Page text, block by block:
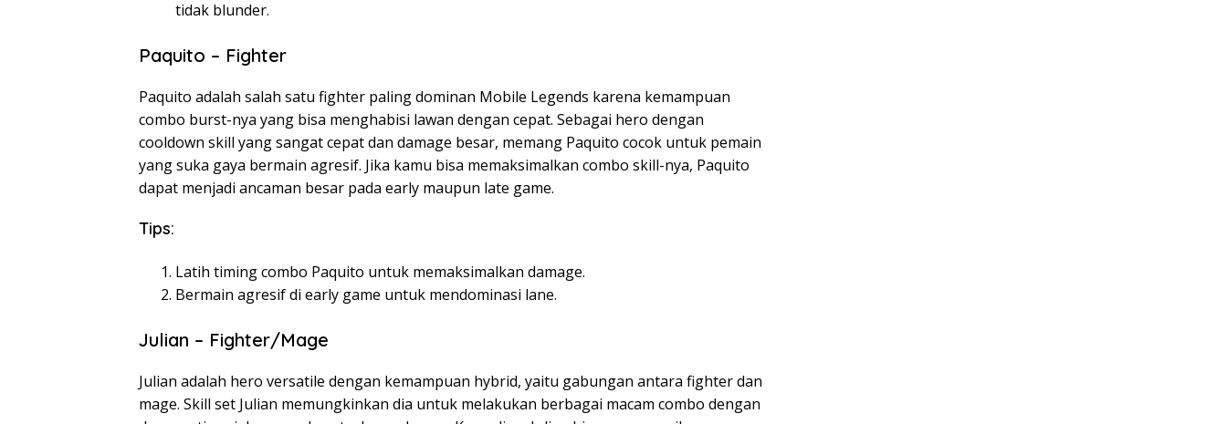
tidak blunder.
Paquito – Fighter
Paquito adalah salah satu fighter paling dominan Mobile Legends karena kemampuan
combo burst-nya yang bisa menghabisi lawan dengan cepat. Sebagai hero dengan
cooldown skill yang sangat cepat dan damage besar, memang Paquito cocok untuk pemain
yang suka gaya bermain agresif. Jika kamu bisa memaksimalkan combo skill-nya, Paquito
dapat menjadi ancaman besar pada early maupun late game.
Tips:
Latih timing combo Paquito untuk memaksimalkan damage.
Bermain agresif di early game untuk mendominasi lane.
Julian – Fighter/Mage
Julian adalah hero versatile dengan kemampuan hybrid, yaitu gabungan antara fighter dan
mage. Skill set Julian memungkinkan dia untuk melakukan berbagai macam combo dengan